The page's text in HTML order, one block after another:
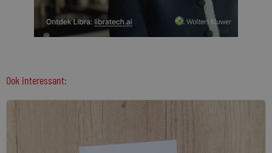
Ook interessant: